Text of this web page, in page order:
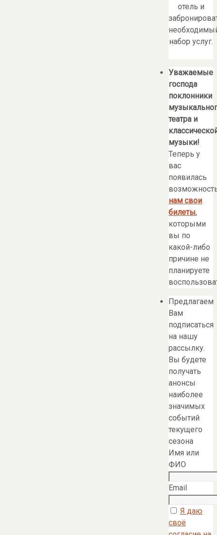
отель и
набор услуг.
Уважаемые
господа
поклонники
театра и
музыки!
Теперь у
вас
появилась
нам свои
билеты,
которыми
вы по
какой-либо
причине не
планируете
Предлагаем
Вам
подписаться
на нашу
рассылку.
Вы будете
получать
анонсы
наиболее
значимых
событий
текущего
сезона
Имя или
ФИО
Email
Я даю
своё